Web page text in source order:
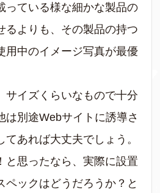
っている様な細かな製品の
るよりも、その製品の持つ
用中のイメージ写真が最優
サイズくらいなもので十分
は別途Webサイトに誘導さ
あれば大丈夫でしょう。
と思ったなら、実際に設置
ペックはどうだろうか？と